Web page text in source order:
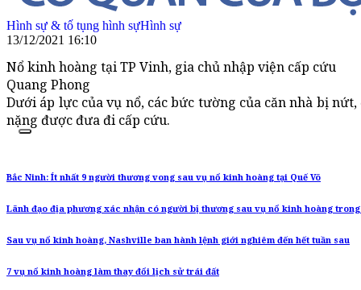
Hình sự & tố tụng hình sựHình sự
13/12/2021 16:10
Nổ kinh hoàng tại TP Vinh, gia chủ nhập viện cấp cứu
Quang Phong
Dưới áp lực của vụ nổ, các bức tường của căn nhà bị
nặng được đưa đi cấp cứu.
Bắc Ninh: Ít nhất 9 người thương vong sau vụ nổ kinh hoàng tại Quế Võ
Lãnh đạo địa phương xác nhận có người bị thương sau vụ nổ kinh hoàng
Sau vụ nổ kinh hoàng, Nashville ban hành lệnh giới nghiêm đến hết tuần sau
7 vụ nổ kinh hoàng làm thay đổi lịch sử trái đất